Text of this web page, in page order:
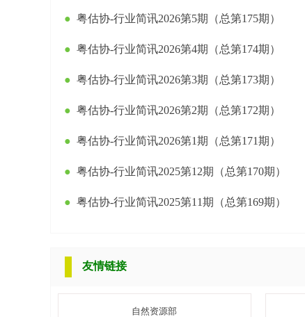
● 粤估协-行业简讯2026第5期（总第175期）
● 粤估协-行业简讯2026第4期（总第174期）
● 粤估协-行业简讯2026第3期（总第173期）
● 粤估协-行业简讯2026第2期（总第172期）
● 粤估协-行业简讯2026第1期（总第171期）
● 粤估协-行业简讯2025第12期（总第170期）
● 粤估协-行业简讯2025第11期（总第169期）
友情链接
自然资源部